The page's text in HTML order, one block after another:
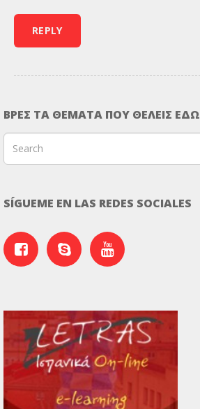
ΒΡΕΣ ΤΑ ΘΕΜΑΤΑ ΠΟΥ ΘΕΛΕΙΣ ΕΔΩ
SÍGUEME EN LAS REDES SOCIALES